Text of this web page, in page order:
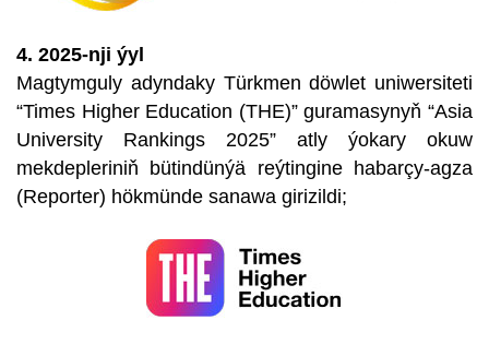
4. 2025-nji ýyl
Magtymguly adyndaky Türkmen döwlet uniwersiteti
“Times Higher Education (THE)” guramasynyň “Asia
University Rankings 2025” atly ýokary okuw
mekdepleriniň bütindünýä reýtingine habarçy-agza
(Reporter) hökmünde sanawa girizildi;